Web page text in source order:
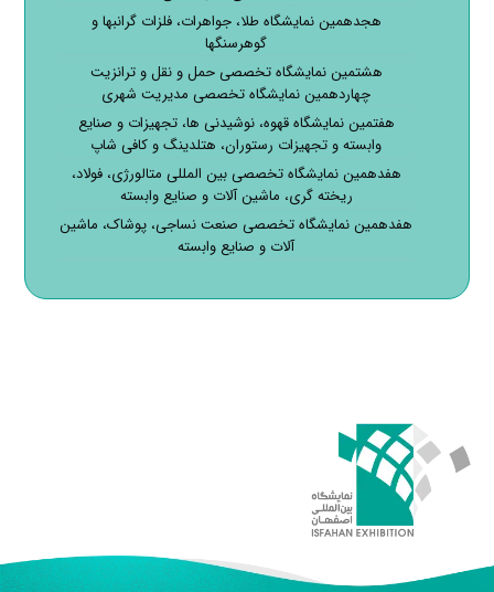
هجدهمین نمایشگاه طلا، جواهرات، فلزات گرانبها و
گوهرسنگها
هشتمین نمایشگاه تخصصی حمل و نقل و ترانزیت
چهاردهمین نمایشگاه تخصصی مدیریت شهری
هفتمین نمایشگاه قهوه، نوشیدنی ها، تجهیزات و صنایع
وابسته و تجهیزات رستوران، هتلدینگ و کافی شاپ
هفدهمین نمایشگاه تخصصی بین المللی متالورژی، فولاد،
ریخته گری، ماشین آلات و صنایع وابسته
هفدهمین نمایشگاه تخصصی صنعت نساجی، پوشاک، ماشین
آلات و صنایع وابسته